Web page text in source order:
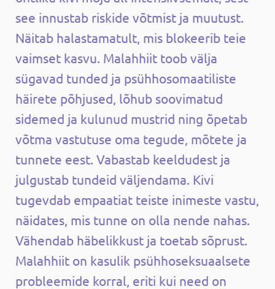
see innustab riskide võtmist ja muutust.
Näitab halastamatult, mis blokeerib teie
vaimset kasvu. Malahhiit toob välja
sügavad tunded ja psühhosomaatiliste
häirete põhjused, lõhub soovimatud
sidemed ja kulunud mustrid ning õpetab
võtma vastutuse oma tegude, mõtete ja
tunnete eest. Vabastab keeldudest ja
julgustab tundeid väljendama. Kivi
tugevdab empaatiat teiste inimeste vastu,
näidates, mis tunne on olla nende nahas.
Vähendab häbelikkust ja toetab sõprust.
Malahhiit on kasulik psühhoseksuaalsete
probleemide korral, eriti kui need on